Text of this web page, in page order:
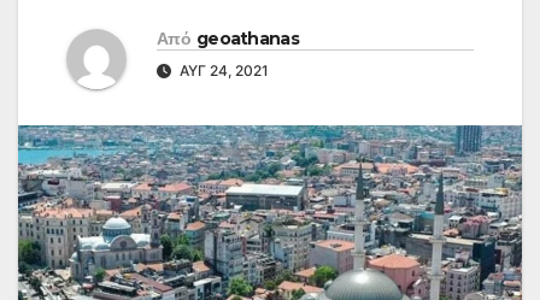
Από geoathanas
ΑΥΓ 24, 2021